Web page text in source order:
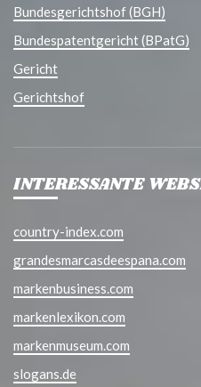
Bundesgerichtshof (BGH)
Bundespatentgericht (BPatG)
Gericht
Gerichtshof
INTERESSANTE
country-index.com
grandesmarcasdeespana.com
markenbusiness.com
markenlexikon.com
markenmuseum.com
slogans.de